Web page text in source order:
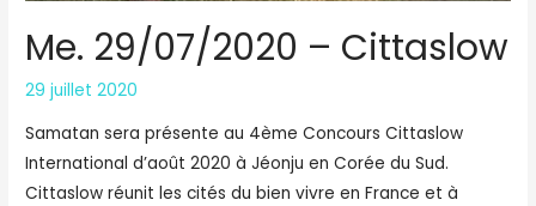
Me. 29/07/2020 – Cittaslow
29 juillet 2020
Samatan sera présente au 4ème Concours Cittaslow
International d’août 2020 à Jéonju en Corée du Sud.
Cittaslow réunit les cités du bien vivre en France et à